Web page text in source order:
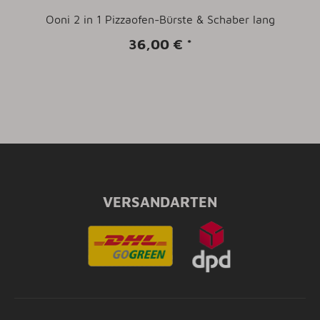
Ooni 2 in 1 Pizzaofen-Bürste & Schaber lang
36,00 € *
VERSANDARTEN